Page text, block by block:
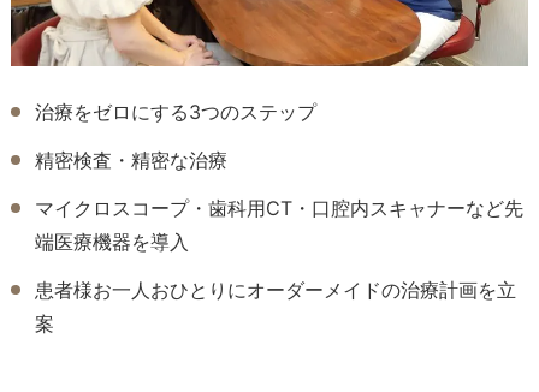
治療をゼロにする3つのステップ
精密検査・精密な治療
マイクロスコープ・歯科用CT・口腔内スキャナーなど先
端医療機器を導入
患者様お一人おひとりにオーダーメイドの治療計画を立
案